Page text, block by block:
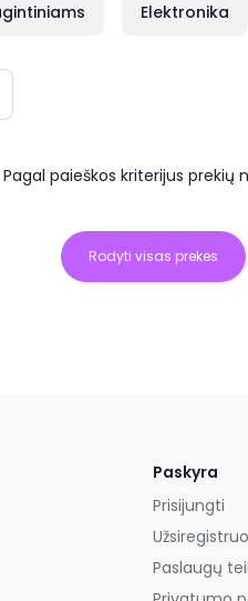
Elektronika
Pagal paieškos kriterijus prekių
Rodyti visas prekes
Paskyra
Prisijungti
Paslaugų